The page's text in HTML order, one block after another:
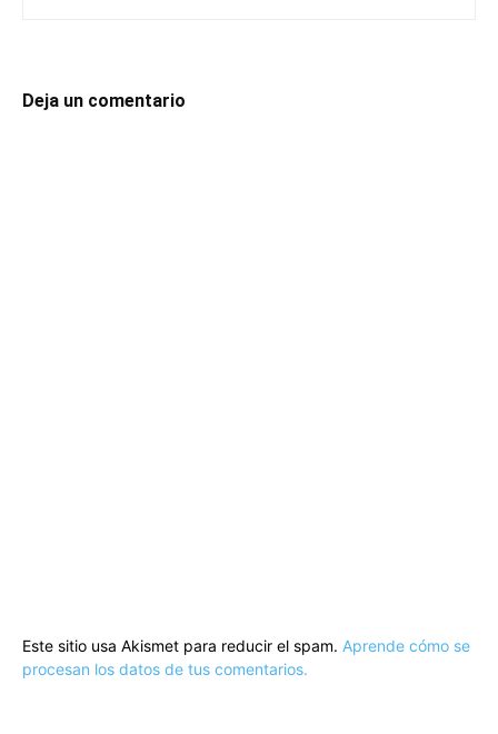
Deja un comentario
Este sitio usa Akismet para reducir el spam. Aprende cómo se
procesan los datos de tus comentarios.